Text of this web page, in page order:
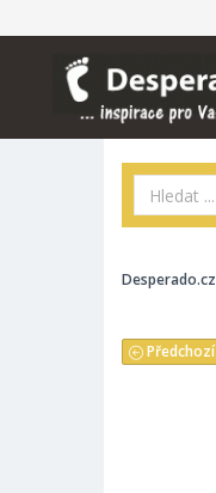
Desperado.cz
Předchozí